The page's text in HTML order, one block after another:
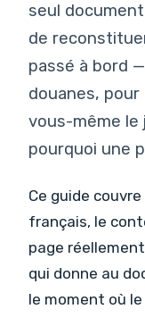
seul
de
passé à bord
douanes,
vous-même le
pourquoi une
Ce guide
français, le
page
qui donne au
le moment où